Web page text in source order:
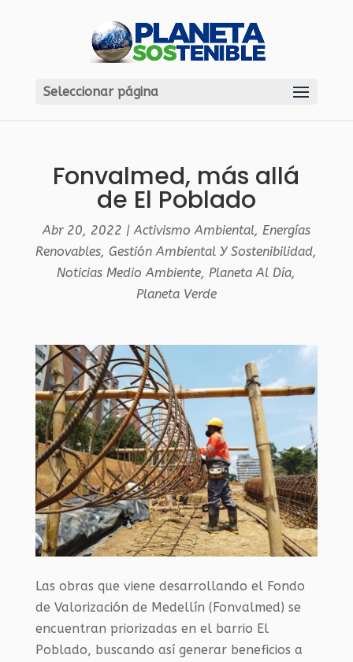
Seleccionar página
Fonvalmed, más allá
de El Poblado
Abr 20, 2022 |Activismo Ambiental, Energías
Renovables,Gestión Ambiental Y Sostenibilidad,
Noticias Medio Ambiente,Planeta Al Día,
Planeta Verde
Las obras que viene desarrollando el Fondo
de Valorización de Medellín (Fonvalmed) se
encuentran priorizadas en el barrio El
Poblado, buscando así generar beneficios a